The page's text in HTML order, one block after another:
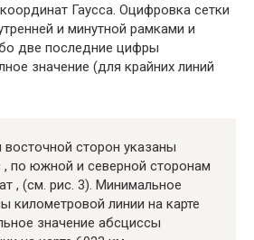
Гаусса. Оцифровка сетки
и минутной рамками и
две последние цифры
значение (для крайних линий
сторон указаны
, по южной и северной сторонам
, (см. рис. 3). Минимальное
километровой линии на карте
значение абсциссы